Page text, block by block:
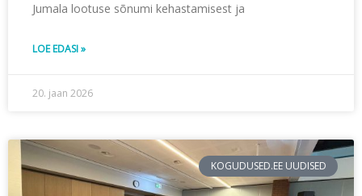
Jumala lootuse sõnumi kehastamisest ja
LOE EDASI »
20. jaan 2026
KOGUDUSED.EE UUDISED